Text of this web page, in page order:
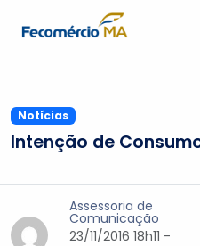
Notícias
Intenção de
Assessoria de
Comunicação
23/11/2016 18h11 -